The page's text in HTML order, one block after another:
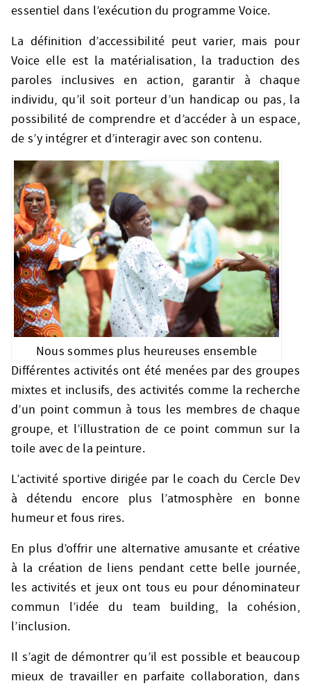
essentiel dans l’exécution du programme Voice.
La définition d’accessibilité peut varier, mais pour
Voice elle est la matérialisation, la traduction des
paroles inclusives en action, garantir à chaque
individu, qu’il soit porteur d’un handicap ou pas, la
possibilité de comprendre et d’accéder à un espace,
de s’y intégrer et d’interagir avec son contenu.
Nous sommes plus heureuses ensemble
Différentes activités ont été menées par des groupes
mixtes et inclusifs, des activités comme la recherche
d’un point commun à tous les membres de chaque
groupe, et l’illustration de ce point commun sur la
toile avec de la peinture.
L’activité sportive dirigée par le coach du Cercle Dev
à détendu encore plus l’atmosphère en bonne
humeur et fous rires.
En plus d’offrir une alternative amusante et créative
à la création de liens pendant cette belle journée,
les activités et jeux ont tous eu pour dénominateur
commun l’idée du team building, la cohésion,
l’inclusion.
Il s’agit de démontrer qu’il est possible et beaucoup
mieux de travailler en parfaite collaboration, dans